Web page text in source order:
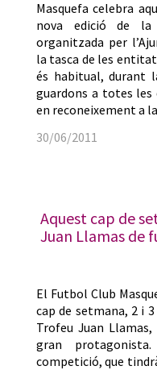
Masquefa celebra
nova edició de la
organitzada per
la tasca de les
és habitual, durant
guardons a totes
en reconeixement a
30/06/2011
Aquest cap de
Juan Llamas de
El Futbol Club
cap de setmana, 2 i
Trofeu Juan
gran
competició, que